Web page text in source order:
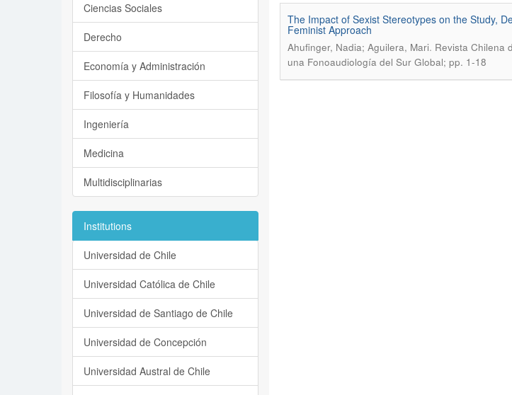
The Impact of Sexist Stereotypes on the Study,
Feminist Approach
Ahufinger, Nadia; Aguilera, Mari. Revista Chilena
una Fonoaudiología del Sur Global; pp. 1-18
Ciencias Sociales
Derecho
Economía y Administración
Filosofía y Humanidades
Ingeniería
Medicina
Multidisciplinarias
Institutions
Universidad de Chile
Universidad Católica de Chile
Universidad de Santiago de Chile
Universidad de Concepción
Universidad Austral de Chile